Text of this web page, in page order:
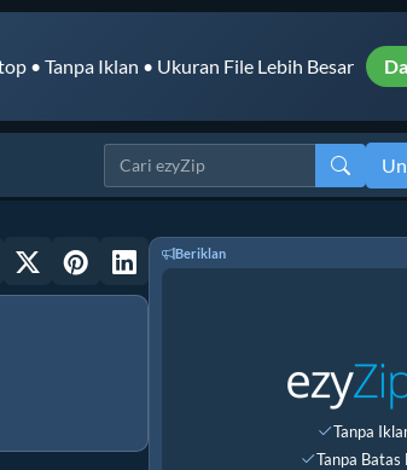
• Tanpa Iklan • Ukuran File Lebih Besar
Beriklan
Tanpa
Tanpa Batas